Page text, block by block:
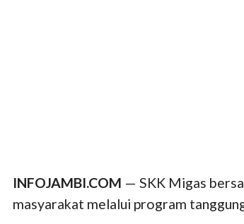
INFOJAMBI.COM — SKK Migas
masyarakat melalui program